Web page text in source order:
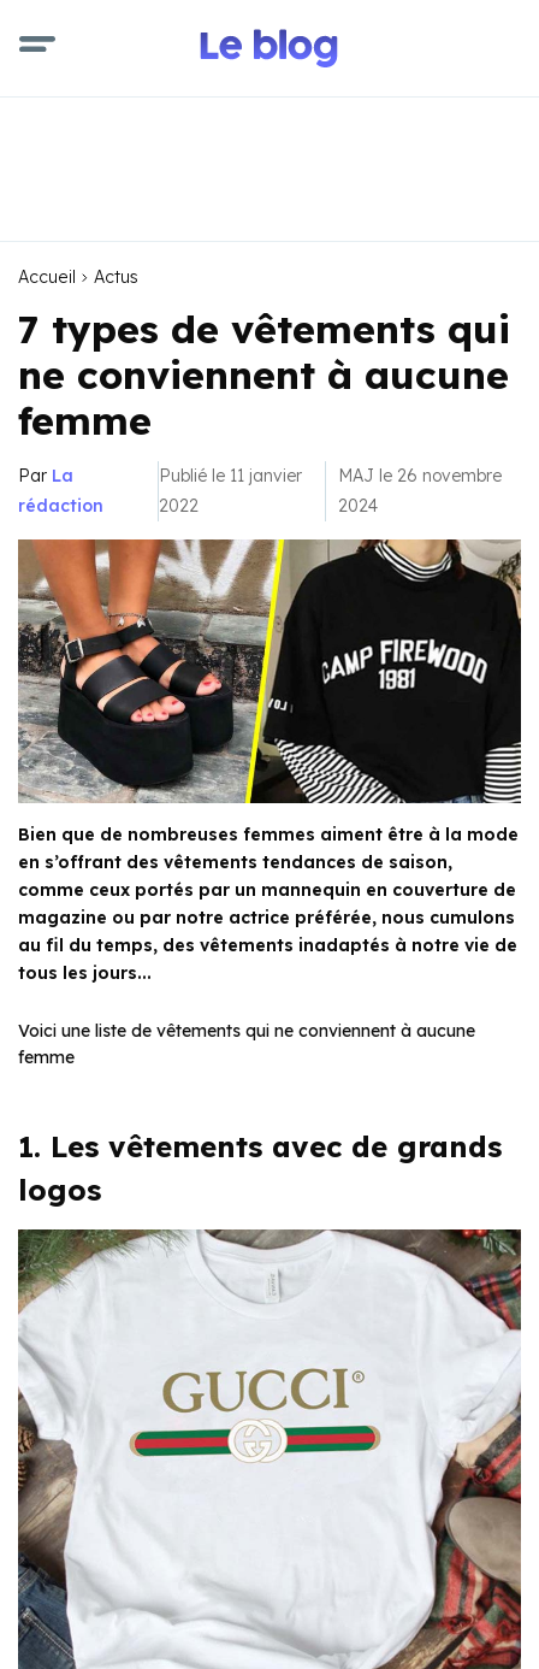
Accueil Actus
7 types de vêtements qui
ne conviennent à aucune
femme
Par La
rédaction
Publié le 11 janvier
2022
MAJ le 26 novembre
2024
Bien que de nombreuses femmes aiment être à la mode
en s’offrant des vêtements tendances de saison,
comme ceux portés par un mannequin en couverture de
magazine ou par notre actrice préférée, nous cumulons
au fil du temps, des vêtements inadaptés à notre vie de
tous les jours...
Voici une liste de vêtements qui ne conviennent à aucune
femme
1. Les vêtements avec de grands
logos